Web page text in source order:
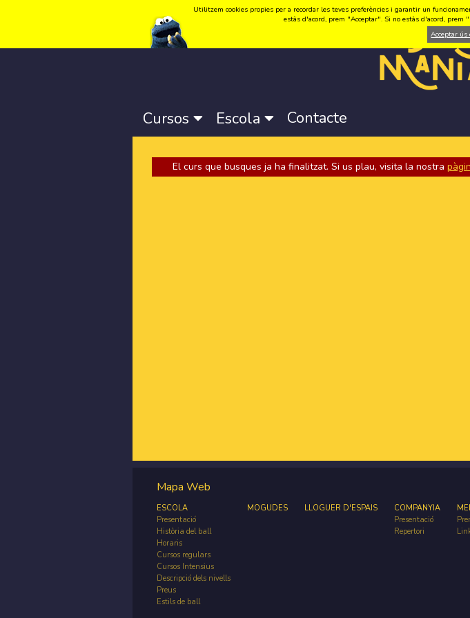
Idioma:Català -Castellano-English
Cursos Escola Contacte
El curs que busques ja ha finalitzat. Si us plau, visita la nostra
Mapa Web
ESCOLA
Presentació
Història del ball
Horaris
Cursos regulars
Cursos Intensius
Descripció dels nivells
Preus
Estils de ball
MOGUDES LLOGUER D'ESPAIS
COMPANYIA
Presentació
Repertori
Utilitzem cookies propies per a recordar les teves preferències i garantir un
estàs d'acord, prem "Acceptar". Si no estàs d'acord,
Acceptar ús